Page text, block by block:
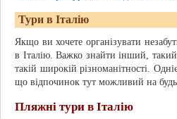
Тури в Італію
Якщо ви хочете організувати
в Італію. Важко знайти інший,
такій широкій різноманітності.
що відпочинок тут можливий на
Пляжні тури в Італію